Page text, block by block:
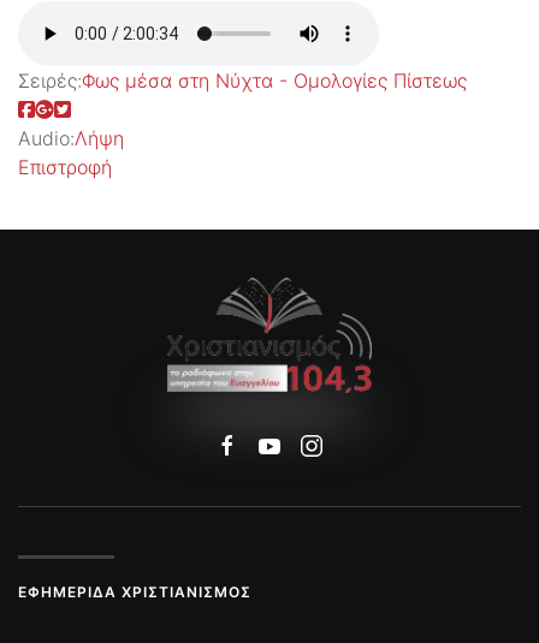
Σειρές:Φως μέσα στη Νύχτα - Ομολογίες Πίστεως
Audio:Λήψη
Επιστροφή
ΕΦΗΜΕΡΊΔΑ ΧΡΙΣΤΙΑΝΙΣΜΌΣ